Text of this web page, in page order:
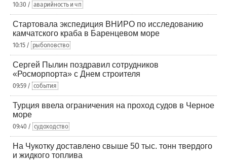
10:30 / аварийность и чп
Стартовала экспедиция ВНИРО по исследованию
камчатского краба в Баренцевом море
10:15 / рыболовство
Сергей Пылин поздравил сотрудников
«Росморпорта» с Днем строителя
09:59 / события
Турция ввела ограничения на проход судов в Черное
море
09:40 / судоходство
На Чукотку доставлено свыше 50 тыс. тонн твердого
и жидкого топлива